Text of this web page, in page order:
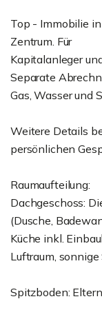
Top - Immobilie
Zentrum. Für
Kapitalanleger
Separate
Gas, Wasser und
Weitere Details
persönlichen
Raumaufteilung:
Dachgeschoss:
(Dusche,
Küche inkl.
Luftraum,
Spitzboden: